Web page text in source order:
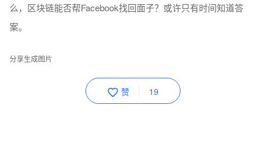
么，区块链能否帮Facebook找回面子？或许只有时间知道答
案。
分享生成图片
赞 19